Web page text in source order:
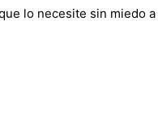
lo necesite sin miedo